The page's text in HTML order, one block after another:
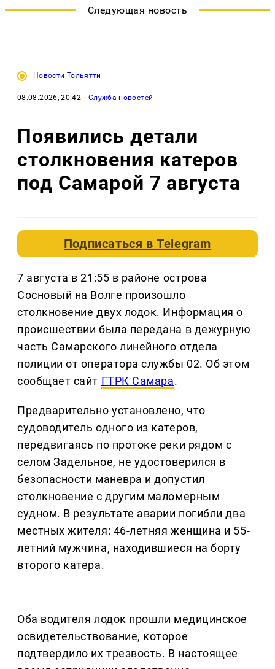
Следующая новость
Новости Тольятти
08.08.2026, 20:42 · Служба новостей
Появились детали
столкновения катеров
под Самарой 7 августа
Подписаться вTelegram
7 августа в 21:55 в районе острова
Сосновый на Волге произошло
столкновение двух лодок. Информация о
происшествии была передана в дежурную
часть Самарского линейного отдела
полиции от оператора службы 02. Об этом
сообщает сайт ГТРК Самара.
Предварительно установлено, что
судоводитель одного из катеров,
передвигаясь по протоке реки рядом с
селом Задельное, не удостоверился в
безопасности маневра и допустил
столкновение с другим маломерным
судном. В результате аварии погибли два
местных жителя: 46-летняя женщина и 55-
летний мужчина, находившиеся на борту
второго катера.
Оба водителя лодок прошли медицинское
освидетельствование, которое
подтвердило их трезвость. В настоящее